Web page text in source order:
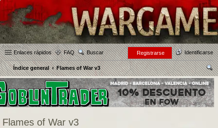
Enlaces rápidos FAQ Buscar Identificarse
Registrarse
Índice general
Flames of War v3
us
car
Flames of War v3